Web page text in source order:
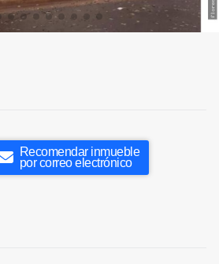
Recomendar inmueble
por correo electrónico